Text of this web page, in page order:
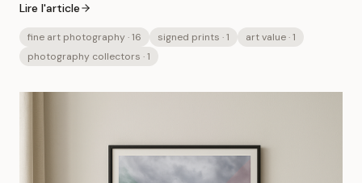
Lire l'article
fine art photography· 16 signed prints · 1 art value· 1
photography collectors · 1